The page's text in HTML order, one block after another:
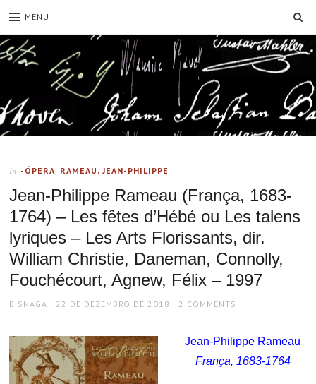
MENU
In -ÓPERA, RAMEAU, JEAN-PHILIPPE
Jean-Philippe Rameau (França, 1683-
1764) – Les fêtes d’Hébé ou Les talens
lyriques – Les Arts Florissants, dir.
William Christie, Daneman, Connolly,
Fouchécourt, Agnew, Félix – 1997
AUTHOR
BISNAGA
POSTED
22 DE DEZEMBRO DE 2018 2 COMMENTS
Jean-Philippe Rameau
França, 1683-1764